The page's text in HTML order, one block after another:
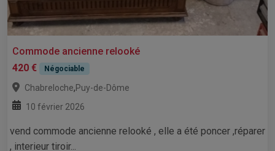
Commode ancienne relooké
420 €
Négociable
Chabreloche,Puy-de-Dôme
10 février 2026
vend commode ancienne relooké , elle a été poncer ,réparer
, interieur tiroir...